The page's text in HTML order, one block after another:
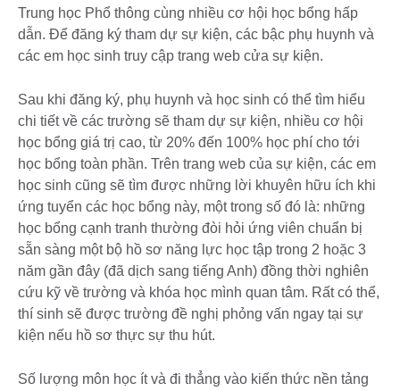
Trung học Phổ thông cùng nhiều cơ hội học bổng hấp
dẫn. Để đăng ký tham dự sự kiện, các bậc phụ huynh và
các em học sinh truy cập trang web cửa sự kiện.
Sau khi đăng ký, phụ huynh và học sinh có thể tìm hiểu
chi tiết về các trường sẽ tham dự sự kiện, nhiều cơ hội
học bổng giá trị cao, từ 20% đến 100% học phí cho tới
học bổng toàn phần. Trên trang web của sự kiện, các em
học sinh cũng sẽ tìm được những lời khuyên hữu ích khi
ứng tuyển các học bổng này, một trong số đó là: những
học bổng cạnh tranh thường đòi hỏi ứng viên chuẩn bị
sẵn sàng một bộ hồ sơ năng lực học tập trong 2 hoặc 3
năm gần đây (đã dịch sang tiếng Anh) đồng thời nghiên
cứu kỹ về trường và khóa học mình quan tâm. Rất có thể,
thí sinh sẽ được trường đề nghị phỏng vấn ngay tại sự
kiện nếu hồ sơ thực sự thu hút.
Số lượng môn học ít và đi thẳng vào kiến thức nền tảng